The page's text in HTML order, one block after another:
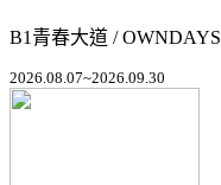
B1青春大道 / OWNDAYS
2026.08.07~2026.09.30